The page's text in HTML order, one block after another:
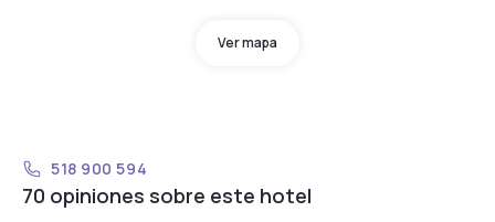
Ver mapa
518 900 594
70 opiniones sobre este hotel